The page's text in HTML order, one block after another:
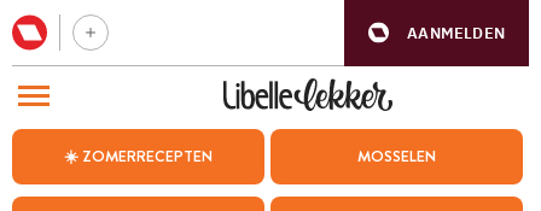
AANMELDEN
☀️ ZOMERRECEPTEN MOSSELEN
BEZOEK ONZE ANDERE WEBSITES